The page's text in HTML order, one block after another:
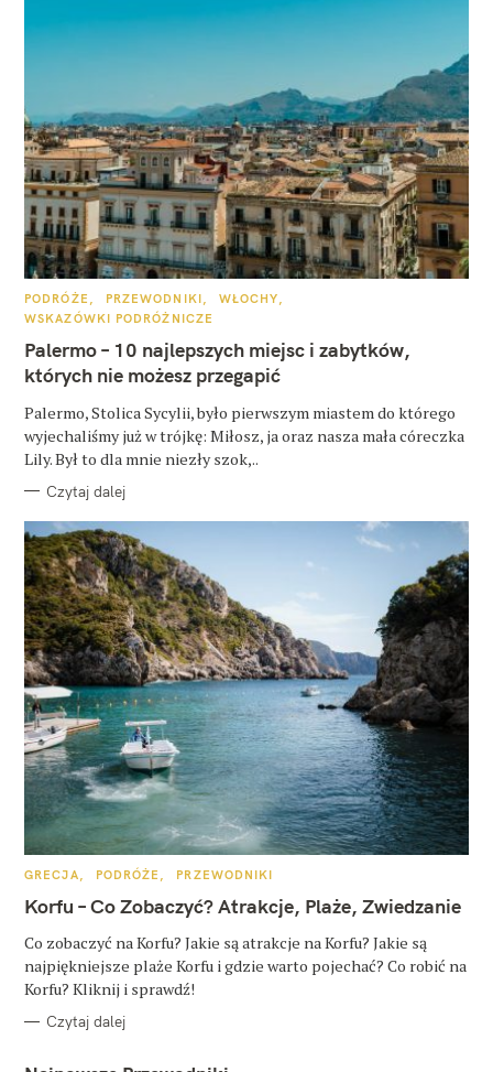
K
T
G
R
PODRÓŻE PRZEWODNIKI
WŁOCHY
WSKAZÓWKI PODRÓŻNICZE
Palermo – 10 najlepszych miejsc i zabytków,
których nie możesz przegapić
Palermo, Stolica Sycylii, było pierwszym miastem do którego
wyjechaliśmy już w trójkę: Miłosz, ja oraz nasza mała córeczka
Lily. Był to dla mnie niezły szok,..
Czytaj dalej
K
T
E
O
R
I
GRECJA PODRÓŻE PRZEWODNIKI
Korfu – Co Zobaczyć? Atrakcje, Plaże, Zwiedzanie
Co zobaczyć na Korfu? Jakie są atrakcje na Korfu? Jakie są
najpiękniejsze plaże Korfu i gdzie warto pojechać? Co robić na
Korfu? Kliknij i sprawdź!
Czytaj dalej